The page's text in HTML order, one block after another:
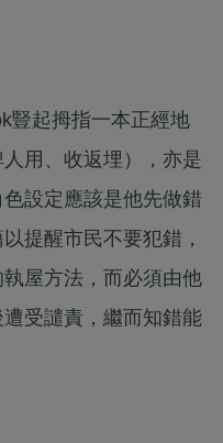
豎起拇指一本正經地
用、收返埋），亦是
設定應該是他先做錯
提醒市民不要犯錯，
屋方法，而必須由他
受譴責，繼而知錯能